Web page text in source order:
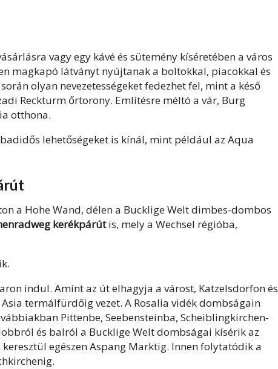
vagy egy kávé és sütemény kíséretében a város
magkapó látványt nyújtanak a boltokkal, piacokkal és
olyan nevezetességeket fedezhet fel, mint a késő
Reckturm őrtorony. Említésre méltó a vár, Burg
otthona.
lehetőségeket is kínál, mint például az Aqua
a Hohe Wand, délen a Bucklige Welt dimbes-dombos
kerékpárútis, mely a Wechsel régióba,
indul. Amint az út elhagyja a várost, Katzelsdorfon és
termálfürdőig vezet. A Rosalia vidék dombságain
Pittenbe, Seebensteinba, Scheiblingkirchen-
és balról a Bucklige Welt dombságai kísérik az
egészen Aspang Marktig. Innen folytatódik a